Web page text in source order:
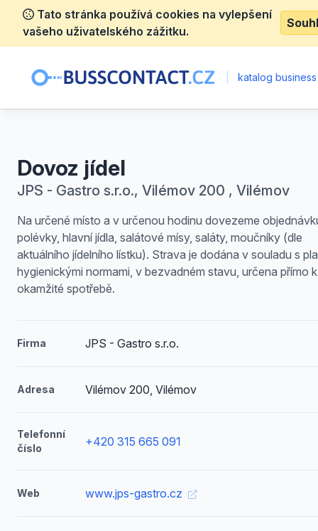
Tato stránka používá cookies na vylepšení
vašeho uživatelského zážitku.
katalog
Dovoz jídel
JPS - Gastro s.r.o., Vilémov 200 , Vilémov
Na určené místo a v určenou hodinu dovezeme
polévky, hlavní jídla, salátové mísy, saláty, moučníky (dle
aktuálního jídelního lístku). Strava je dodána v souladu s
hygienickými normami, v bezvadném stavu, určena přímo k
okamžité spotřebě.
Firma JPS - Gastro s.r.o.
Adresa Vilémov 200, Vilémov
Telefonní
číslo
+420 315 665 091
Web www.jps-gastro.cz